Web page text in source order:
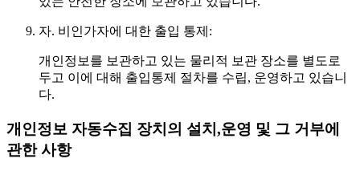
자. 비인가자에 대한 출입 통제:
개인정보를 보관하고 있는 물리적 보관 장소를 별도로
두고 이에 대해 출입통제 절차를 수립, 운영하고 있습니
다.
개인정보 자동수집 장치의 설치,운영 및 그 거부에
관한 사항